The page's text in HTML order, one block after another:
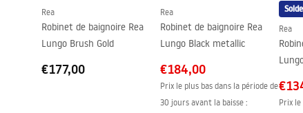
Garantie
5 ans
Rea
Robinet de baignoire Rea
Lungo Brush Gold
€177,00
Rea
Robinet de baignoire Rea
Lungo Black metallic
€184,00
Prix le plus bas dans la période de
30 jours avant la baisse :
Rea
Prix le